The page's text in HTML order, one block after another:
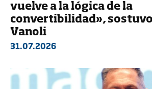
vuelve a la lógica de la
convertibilidad»,
Vanoli
31.07.2026